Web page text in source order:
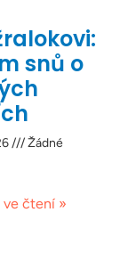
snů o
Žádné
ve čtení »